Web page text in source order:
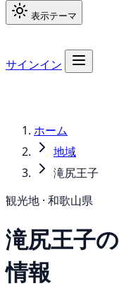
表示テーマ
サインイン
ホーム
地域
滝尻王子
観光地 · 和歌山県
滝尻王子の
情報